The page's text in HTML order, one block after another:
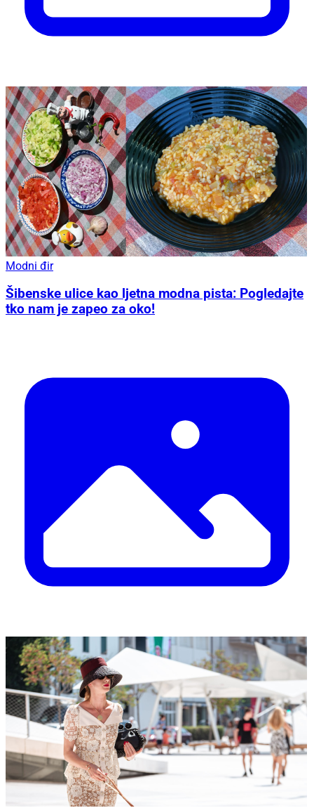
Modni đir
Šibenske ulice kao ljetna modna pista: Pogledajte
tko nam je zapeo za oko!